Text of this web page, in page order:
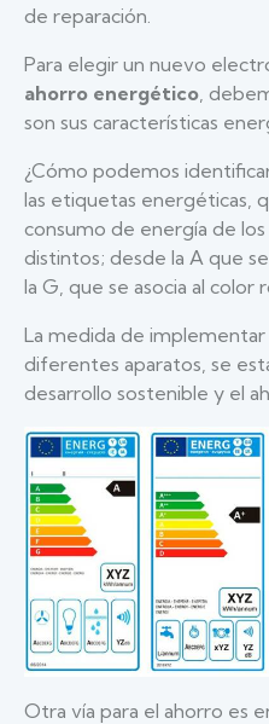
de reparación.
Para elegir un nuevo
ahorro energético ,
son sus características
¿Cómo podemos
las etiquetas energéticas,
consumo de energía de
distintos; desde la A que
la G, que se asocia al color
La medida de
diferentes aparatos, se
desarrollo sostenible y el
Otra vía para el ahorro es